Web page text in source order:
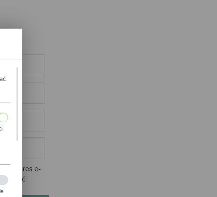
adres e-
zostać